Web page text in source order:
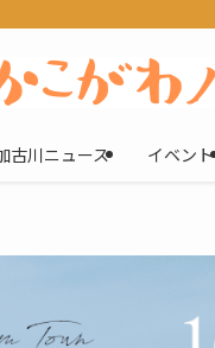
古川ニュース イベント